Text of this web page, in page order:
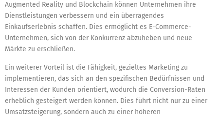
Augmented Reality und Blockchain können Unternehmen ihre
Dienstleistungen verbessern und ein überragendes
Einkaufserlebnis schaffen. Dies ermöglicht es E-Commerce-
Unternehmen, sich von der Konkurrenz abzuheben und neue
Märkte zu erschließen.
Ein weiterer Vorteil ist die Fähigkeit, gezieltes Marketing zu
implementieren, das sich an den spezifischen Bedürfnissen und
Interessen der Kunden orientiert, wodurch die Conversion-Raten
erheblich gesteigert werden können. Dies führt nicht nur zu einer
Umsatzsteigerung, sondern auch zu einer höheren